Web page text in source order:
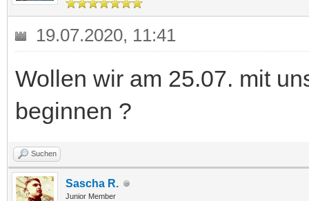
19.07.2020, 11:41
Wollen wir am 25.07. mit
beginnen ?
Suchen
Sascha R.
Junior Member